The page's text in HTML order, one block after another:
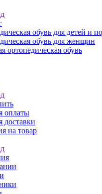
обувь для детей и
обувь для женщин
ортопедическая обувь
оплаты
доставки
на товар